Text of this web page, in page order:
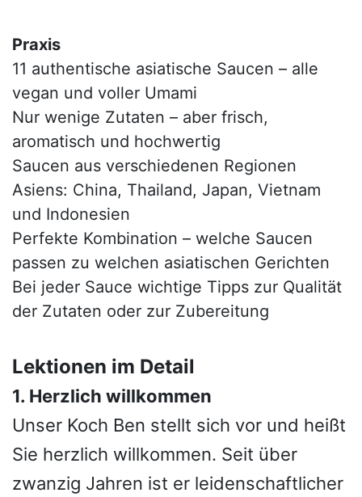
Praxis
11 authentische asiatische Saucen – alle
vegan und voller Umami
Nur wenige Zutaten – aber frisch,
aromatisch und hochwertig
Saucen aus verschiedenen Regionen
Asiens: China, Thailand, Japan, Vietnam
und Indonesien
Perfekte Kombination – welche Saucen
passen zu welchen asiatischen Gerichten
Bei jeder Sauce wichtige Tipps zur Qualität
der Zutaten oder zur Zubereitung
Lektionen im Detail
1. Herzlich willkommen
Unser Koch Ben stellt sich vor und heißt
Sie herzlich willkommen. Seit über
zwanzig Jahren ist er leidenschaftlicher